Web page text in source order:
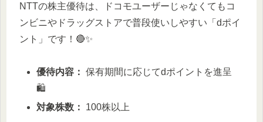
NTTの株主優待は、ドコモユーザーじゃなくてもコ
ンビニやドラッグストアで普段使いしやすい「dポイ
ント」です！🔴✨
優待内容： 保有期間に応じてdポイントを進呈
🛍️
対象株数：
100株以上